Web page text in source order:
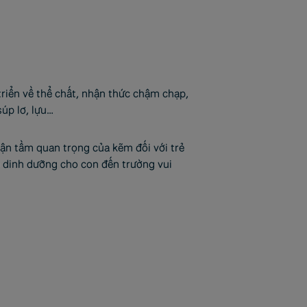
về thể chất, nhận thức chậm chạp,
lơ, lựu…
tầm quan trọng của kẽm đối với trẻ
dưỡng cho con đến trường vui